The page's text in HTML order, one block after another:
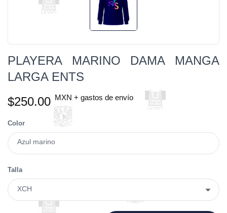
PLAYERA MARINO DAMA MANGA
LARGA ENTS
$250.00 MXN + gastos de envío
Color
Azul marino
Talla